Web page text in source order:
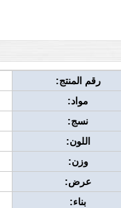
رقم المنتج:
مواد:
نسج:
اللون:
وزن:
عرض:
بناء: